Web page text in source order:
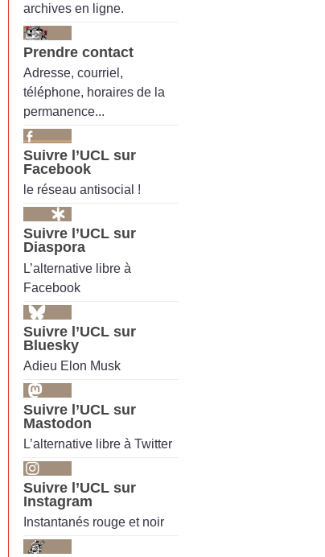
archives en ligne.
Prendre contact
Adresse, courriel,
téléphone, horaires de la
permanence...
Suivre l’UCL sur
Facebook
le réseau antisocial !
Suivre l’UCL sur
Diaspora
L’alternative libre à
Facebook
Suivre l’UCL sur
Bluesky
Adieu Elon Musk
Suivre l’UCL sur
Mastodon
L’alternative libre à Twitter
Suivre l’UCL sur
Instagram
Instantanés rouge et noir